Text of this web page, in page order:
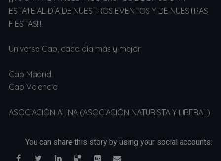
ESTATE AL DÍA DE NUESTROS EVENTOS Y DE NUESTRAS
FIESTAS!!!!
Universo Cap, cada día más y mejor
Cap Madrid.
Cap Valencia
ASOCIACIÓN ALINA (ASOCIACIÓN NATURISTA Y LIBERAL)
You can share this story by using your social accounts: